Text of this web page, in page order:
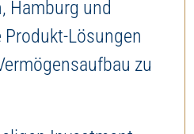
Hamburg und
Lösungen
zu